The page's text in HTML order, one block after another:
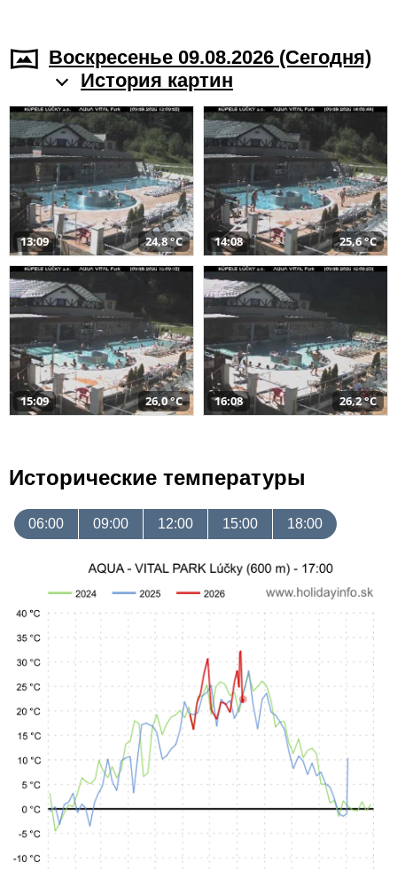
Воскресенье 09.08.2026 (Cегодня)
История картин
13:09 24,8 °C 14:08 25,6 °C
15:09 26,0 °C 16:08 26,2 °C
Исторические температуры
06:00 09:00 12:00 15:00 18:00